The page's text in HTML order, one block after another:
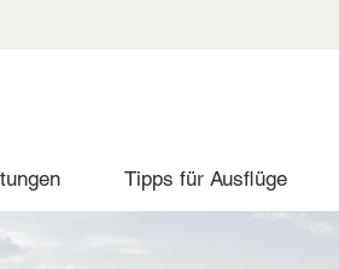
Tipps für Ausflüge